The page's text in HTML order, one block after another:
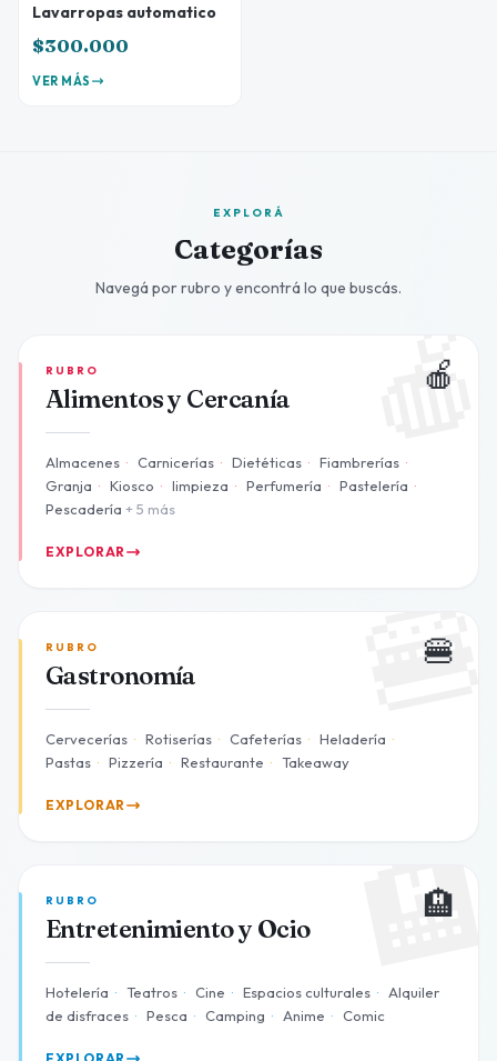
Lavarropas automatico
$300.000
VER MÁS
EXPLORÁ
Categorías
Navegá por rubro y encontrá lo que buscás.
🍎
RUBRO
Alimentos y Cercanía
Almacenes · Carnicerías · Dietéticas · Fiambrerías ·
Granja · Kiosco · limpieza · Perfumería · Pastelería ·
Pescadería + 5 más
EXPLORAR
🍔
RUBRO
Gastronomía
Cervecerías · Rotiserías · Cafeterías · Heladería ·
Pastas · Pizzería · Restaurante · Takeaway
EXPLORAR
🏨
RUBRO
Entretenimiento y Ocio
Hotelería · Teatros · Cine · Espacios culturales ·
Alquiler
de disfraces · Pesca · Camping · Anime · Comic